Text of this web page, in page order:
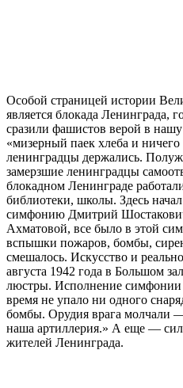
Особой страницей истории
является блокада Ленинграда,
сразили фашистов верой в
«мизерный паек хлеба и
ленинградцы держались.
замерзшие ленинградцы
блокадном Ленинграде
библиотеки, школы. Здесь
симфонию Дмитрий
Ахматовой, все было в этой
вспышки пожаров, бомбы,
смешалось. Искусство и
августа 1942 года в Большом
люстры. Исполнение симфонии
время не упало ни одного
бомбы. Орудия врага молчали
наша артиллерия.» А еще —
жителей Ленинграда.